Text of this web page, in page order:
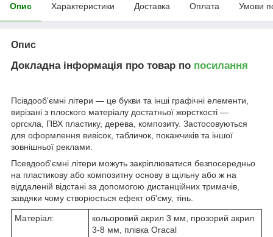
Опис Характеристики Доставка Оплата Умови
Опис
Докладна інформація про товар по посилання
Псівдооб'ємні літери — це букви та інші графічні елементи,
вирізані з плоского матеріалу достатньої жорсткості —
оргскла, ПВХ пластику, дерева, композиту. Застосовуються
для оформлення вивісок, табличок, покажчиків та іншої
зовнішньої реклами.
Псевдооб'ємні літери можуть закріплюватися безпосередньо
на пластикову або композитну основу в щільну або ж на
віддаленій відстані за допомогою дистанційних тримачів,
завдяки чому створюється ефект об'єму, тінь.
Матеріал:
кольоровий акрил 3 мм, прозорий акрил
3-8 мм, плівка Oracal